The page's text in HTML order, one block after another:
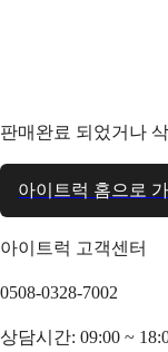
판매완료 되었거나
아이트럭 홈으로 가
아이트럭 고객센터
0508-0328-7002
상담시간: 09:00 ~